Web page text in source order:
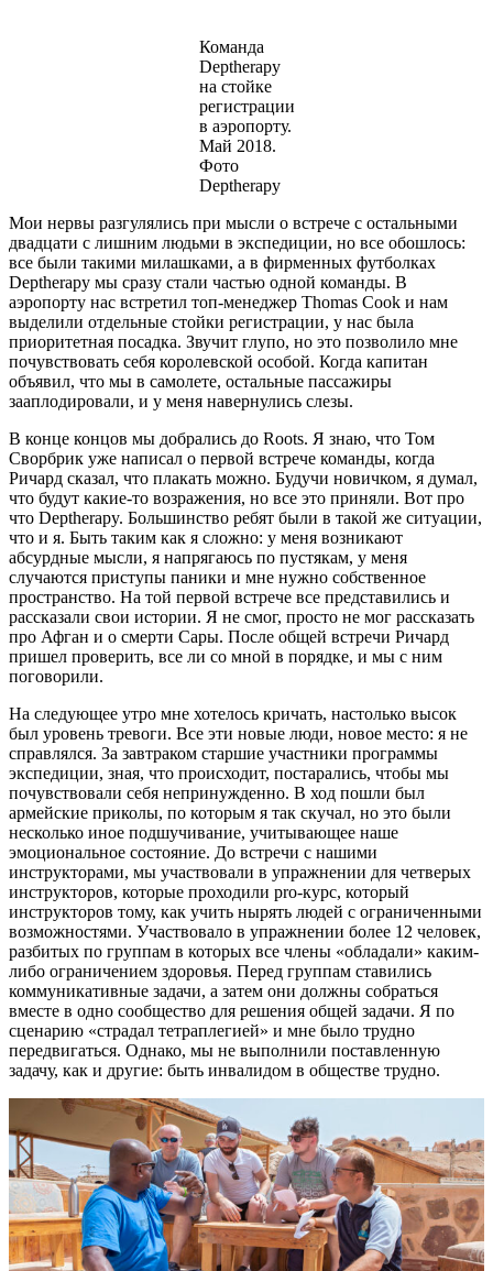
Команда
Deptherapy
на стойке
регистрации
в аэропорту.
Май 2018.
Фото
Deptherapy
Мои нервы разгулялись при мысли о встрече с остальными
двадцати с лишним людьми в экспедиции, но все обошлось:
все были такими милашками, а в фирменных футболках
Deptherapy мы сразу стали частью одной команды. В
аэропорту нас встретил топ-менеджер Thomas Cook и нам
выделили отдельные стойки регистрации, у нас была
приоритетная посадка. Звучит глупо, но это позволило мне
почувствовать себя королевской особой. Когда капитан
объявил, что мы в самолете, остальные пассажиры
зааплодировали, и у меня навернулись слезы.
В конце концов мы добрались до Roots. Я знаю, что Том
Сворбрик уже написал о первой встрече команды, когда
Ричард сказал, что плакать можно. Будучи новичком, я думал,
что будут какие-то возражения, но все это приняли. Вот про
что Deptherapy. Большинство ребят были в такой же ситуации,
что и я. Быть таким как я сложно: у меня возникают
абсурдные мысли, я напрягаюсь по пустякам, у меня
случаются приступы паники и мне нужно собственное
пространство. На той первой встрече все представились и
рассказали свои истории. Я не смог, просто не мог рассказать
про Афган и о смерти Сары. После общей встречи Ричард
пришел проверить, все ли со мной в порядке, и мы с ним
поговорили.
На следующее утро мне хотелось кричать, настолько высок
был уровень тревоги. Все эти новые люди, новое место: я не
справлялся. За завтраком старшие участники программы
экспедиции, зная, что происходит, постарались, чтобы мы
почувствовали себя непринужденно. В ход пошли был
армейские приколы, по которым я так скучал, но это были
несколько иное подшучивание, учитывающее наше
эмоциональное состояние. До встречи с нашими
инструкторами, мы участвовали в упражнении для четверых
инструкторов, которые проходили pro-курс, который
инструкторов тому, как учить нырять людей с ограниченными
возможностями. Участвовало в упражнении более 12 человек,
разбитых по группам в которых все члены «обладали» каким-
либо ограничением здоровья. Перед группам ставились
коммуникативные задачи, а затем они должны собраться
вместе в одно сообщество для решения общей задачи. Я по
сценарию «страдал тетраплегией» и мне было трудно
передвигаться. Однако, мы не выполнили поставленную
задачу, как и другие: быть инвалидом в обществе трудно.